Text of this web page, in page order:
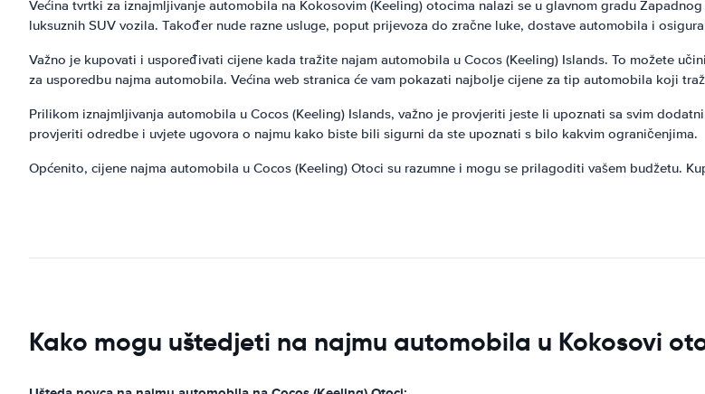
Većina tvrtki za iznajmljivanje automobila na Kokosovim (Keeling) otocima nalazi se u glavnom gradu
luksuznih SUV vozila. Također nude razne usluge, poput prijevoza do zračne luke, dostave automobila i
Važno je kupovati i uspoređivati ​​cijene kada tražite najam automobila u Cocos (Keeling) Islands. To možete
za usporedbu najma automobila. Većina web stranica će vam pokazati najbolje cijene za tip automobila koji
Prilikom iznajmljivanja automobila u Cocos (Keeling) Islands, važno je provjeriti jeste li upoznati sa svim
provjeriti odredbe i uvjete ugovora o najmu kako biste bili sigurni da ste upoznati s bilo kakvim ograničenjima.
Općenito, cijene najma automobila u Cocos (Keeling) Otoci su razumne i mogu se prilagoditi vašem budžetu.
Kako mogu uštedjeti na najmu automobila u Kokosovi